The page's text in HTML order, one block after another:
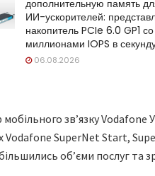
дополнительную память
ИИ-ускорителей:
накопитель PCIe 6.0 GP1
миллионами IOPS в
06.08.2026
зв’язку Vodafone
Vodafone SuperNet Start,
об’єми послуг та